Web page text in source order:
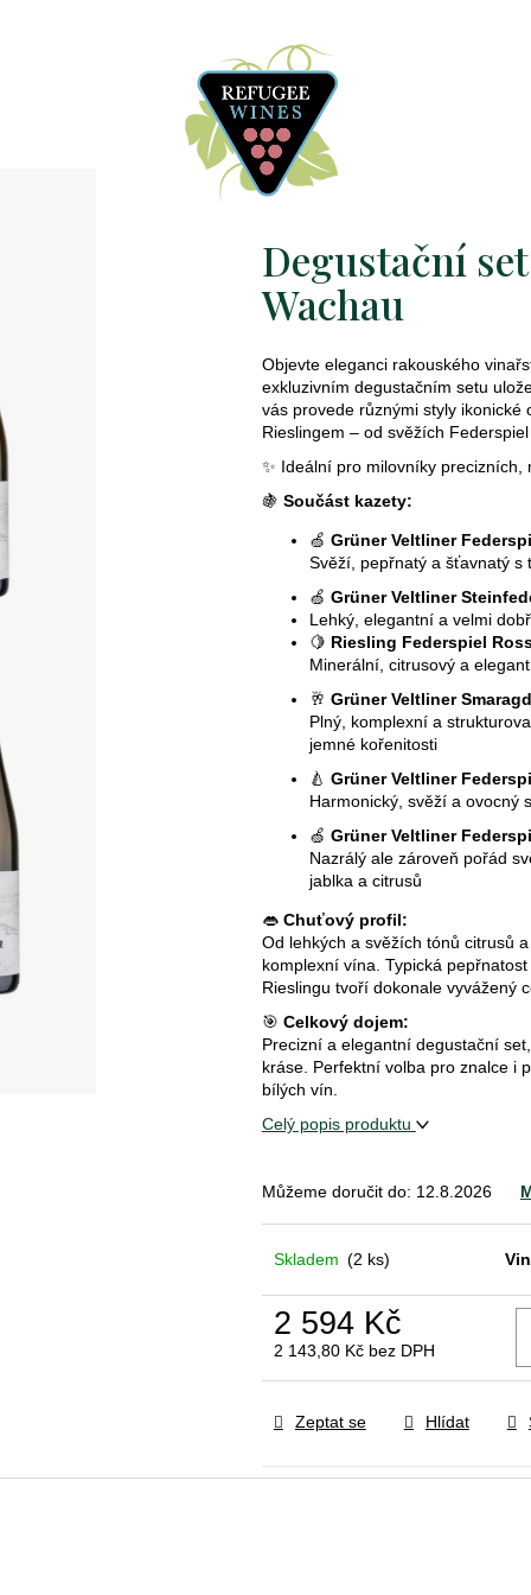
Degustační
Wachau
Objevte eleganci rakouského
exkluzivním degustačním setu
vás provede různými styly
Rieslingem – od svěžích
✨ Ideální pro milovníky
🍇 Součást kazety:
🍏 Grüner Veltliner
Svěží, pepřnatý a šťavnatý s
🍏 Grüner Veltliner
Lehký, elegantní a velmi
🍋 Riesling Federspiel
Minerální, citrusový a
🥂 Grüner Veltliner
Plný, komplexní a
jemné kořenitosti
🍐 Grüner Veltliner
Harmonický, svěží a ovocný
🍏 Grüner Veltliner
Nazrálý ale zároveň pořád
jablka a citrusů
👄 Chuťový profil:
Od lehkých a svěžích tónů citrusů
komplexní vína. Typická
Rieslingu tvoří dokonale vyvážený
🎯 Celkový dojem:
Precizní a elegantní degustační
kráse. Perfektní volba pro znalce i
bílých vín.
Celý popis produktu
Můžeme doručit do: 12.8.2026
Skladem (2 ks)
2 594 Kč
2 143,80 Kč bez DPH
Měrná
Zeptat se
Hlídat